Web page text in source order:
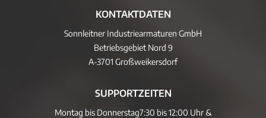
KONTAKTDATEN
Sonnleitner Industriearmaturen GmbH
Betriebsgebiet Nord 9
A-3701 Großweikersdorf
SUPPORTZEITEN
Montag bis Donnerstag7:30 bis 12:00 Uhr &